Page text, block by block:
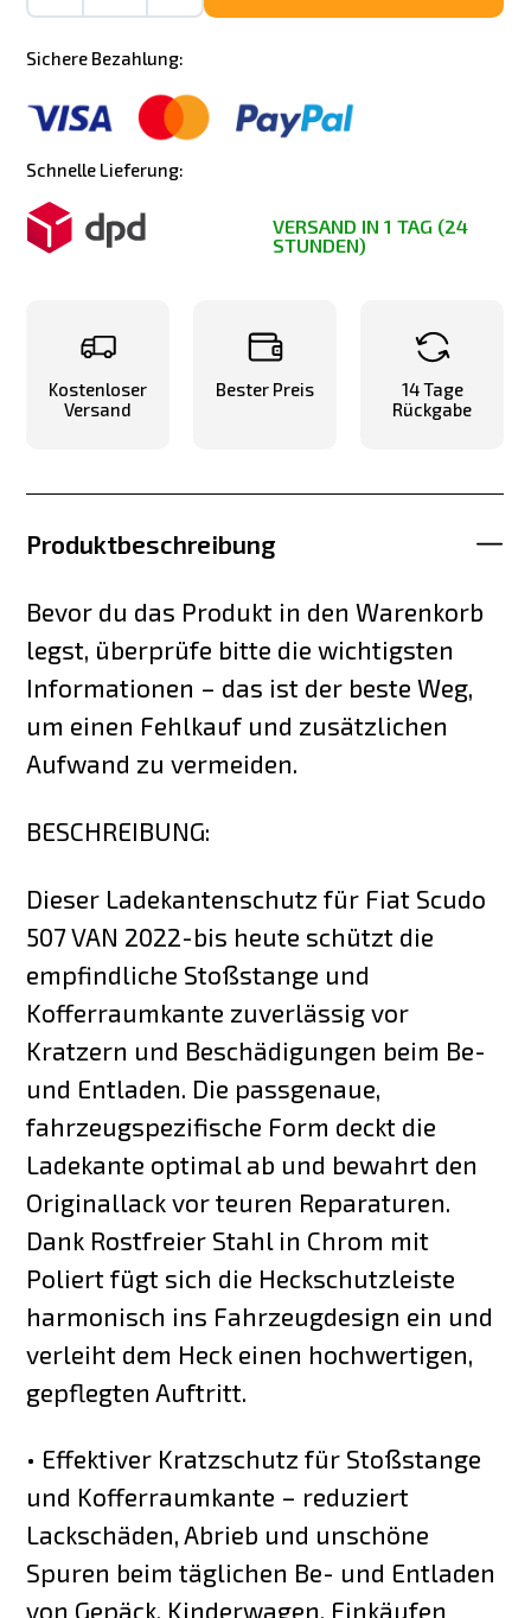
Sichere Bezahlung:
Schnelle Lieferung:
VERSAND IN 1 TAG (24
STUNDEN)
Kostenloser
Versand
Bester Preis
14 Tage
Rückgabe
Produktbeschreibung
Bevor du das Produkt in den Warenkorb
legst, überprüfe bitte die wichtigsten
Informationen – das ist der beste Weg,
um einen Fehlkauf und zusätzlichen
Aufwand zu vermeiden.
BESCHREIBUNG:
Dieser Ladekantenschutz für Fiat Scudo
507 VAN 2022-bis heute schützt die
empfindliche Stoßstange und
Kofferraumkante zuverlässig vor
Kratzern und Beschädigungen beim Be-
und Entladen. Die passgenaue,
fahrzeugspezifische Form deckt die
Ladekante optimal ab und bewahrt den
Originallack vor teuren Reparaturen.
Dank Rostfreier Stahl in Chrom mit
Poliert fügt sich die Heckschutzleiste
harmonisch ins Fahrzeugdesign ein und
verleiht dem Heck einen hochwertigen,
gepflegten Auftritt.
• Effektiver Kratzschutz für Stoßstange
und Kofferraumkante – reduziert
Lackschäden, Abrieb und unschöne
Spuren beim täglichen Be- und Entladen
von Gepäck, Kinderwagen, Einkäufen